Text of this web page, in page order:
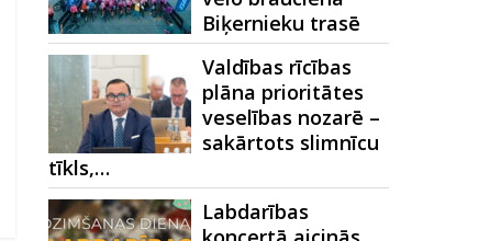
Biķernieku trasē
Valdības rīcības
plāna prioritātes
veselības nozarē –
sakārtots slimnīcu
tīkls,…
Labdarības